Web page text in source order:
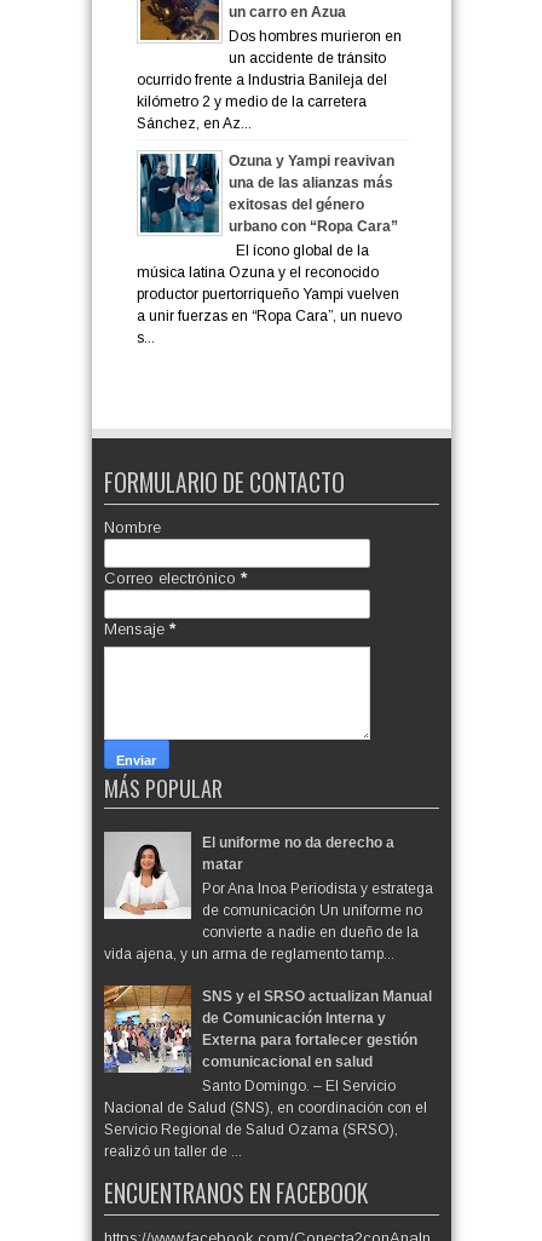
un carro en Azua
Dos hombres murieron en
un accidente de tránsito
ocurrido frente a Industria Banileja del
kilómetro 2 y medio de la carretera
Sánchez, en Az...
Ozuna y Yampi reavivan
una de las alianzas más
exitosas del género
urbano con “Ropa Cara”
El ícono global de la
música latina Ozuna y el reconocido
productor puertorriqueño Yampi vuelven
a unir fuerzas en “Ropa Cara”, un nuevo
s...
FORMULARIO DE CONTACTO
Nombre
Correo electrónico *
Mensaje *
MÁS POPULAR
El uniforme no da derecho a
matar
Por Ana Inoa Periodista y estratega
de comunicación Un uniforme no
convierte a nadie en dueño de la
vida ajena, y un arma de reglamento tamp...
SNS y el SRSO actualizan Manual
de Comunicación Interna y
Externa para fortalecer gestión
comunicacional en salud
Santo Domingo. – El Servicio
Nacional de Salud (SNS), en coordinación con el
Servicio Regional de Salud Ozama (SRSO),
realizó un taller de ...
ENCUENTRANOS EN FACEBOOK